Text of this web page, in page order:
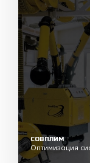
СОВПЛИМ
Оптимизация